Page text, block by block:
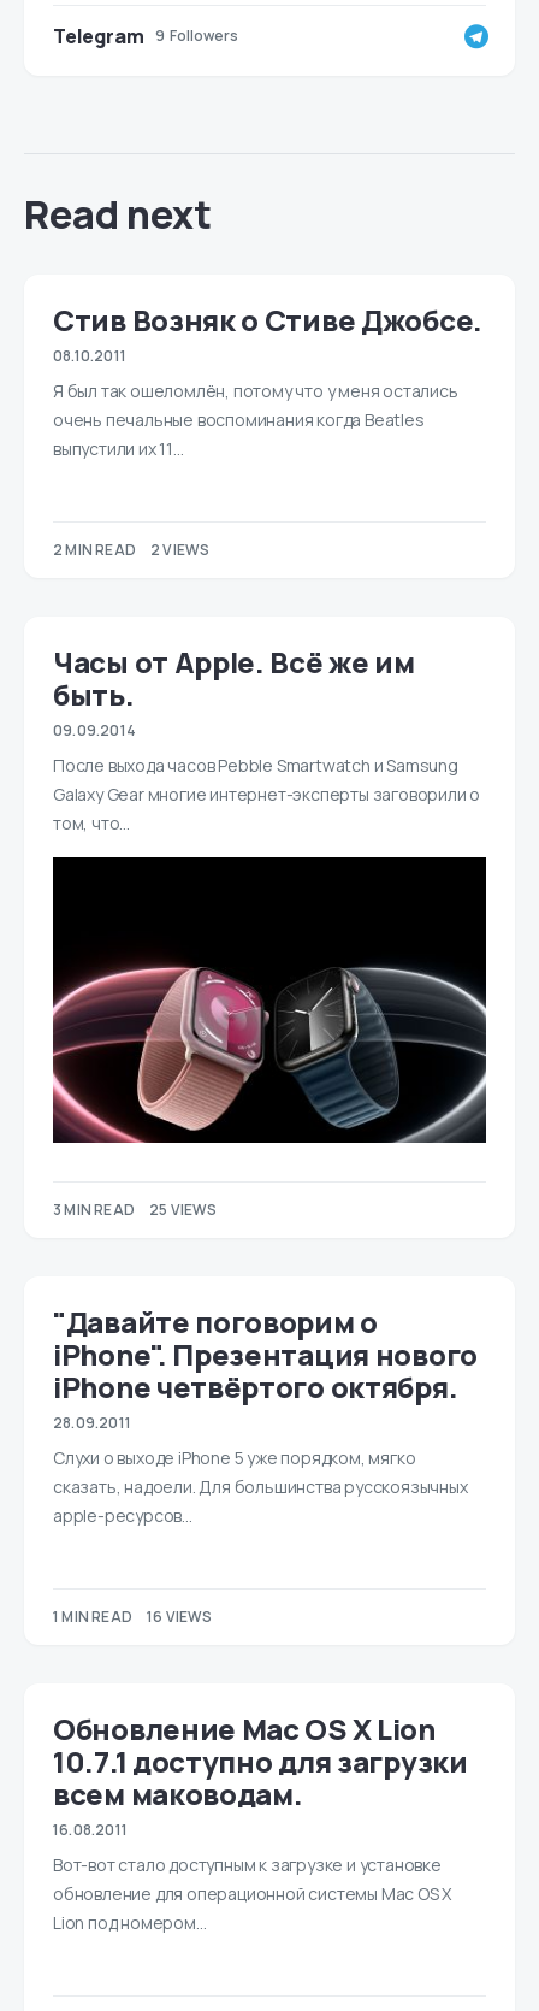
Telegram 9 Followers
Read next
Стив Возняк о Стиве Джобсе.
08.10.2011
Я был так ошеломлён, потому что у меня остались
очень печальные воспоминания когда Beatles
выпустили их 11…
2 MIN READ 2 VIEWS
Часы от Apple. Всё же им
быть.
09.09.2014
После выхода часов Pebble Smartwatch и Samsung
Galaxy Gear многие интернет-эксперты заговорили о
том, что…
3 MIN READ 25 VIEWS
"Давайте поговорим о
iPhone". Презентация нового
iPhone четвёртого октября.
28.09.2011
Слухи о выходе iPhone 5 уже порядком, мягко
сказать, надоели. Для большинства русскоязычных
apple-ресурсов…
1 MIN READ 16 VIEWS
Обновление Mac OS X Lion
10.7.1 доступно для загрузки
всем маководам.
16.08.2011
Вот-вот стало доступным к загрузке и установке
обновление для операционной системы Mac OS X
Lion под номером…